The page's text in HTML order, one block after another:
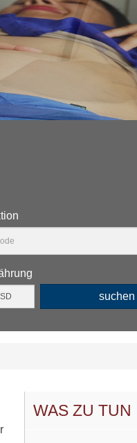
suchen
WAS ZU TUN